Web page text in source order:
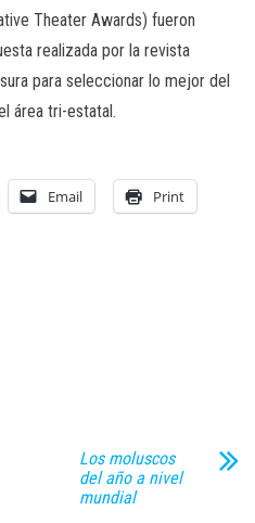
Theater Awards) fueron
realizada por la revista
para seleccionar lo mejor del
área tri-estatal.
Email Print
Los moluscos
del año a nivel
mundial